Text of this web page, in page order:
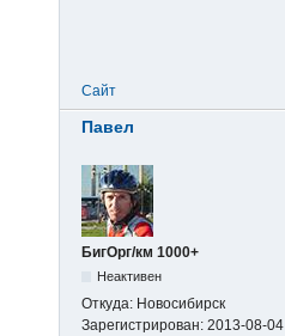
Сайт
Павел
БигОрг/км 1000+
Неактивен
Откуда: Новосибирск
Зарегистрирован: 2013-08-04